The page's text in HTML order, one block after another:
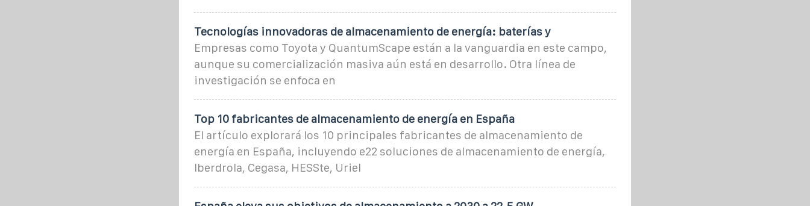
Tecnologías innovadoras de almacenamiento de energía: baterías y
Empresas como Toyota y QuantumScape están a la vanguardia en este campo,
aunque su comercialización masiva aún está en desarrollo. Otra línea de
investigación se enfoca en
Top 10 fabricantes de almacenamiento de energía en España
El artículo explorará los 10 principales fabricantes de almacenamiento de
energía en España, incluyendo e22 soluciones de almacenamiento de energía,
Iberdrola, Cegasa, HESSte, Uriel